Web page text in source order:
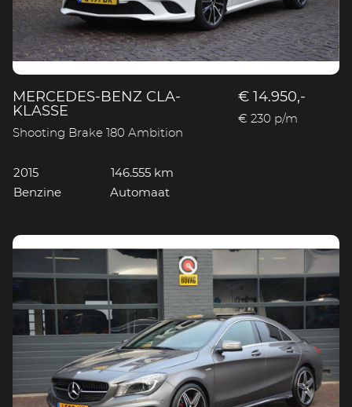
MERCEDES-BENZ CLA-
KLASSE
Shooting Brake 180 Ambition
€ 14.950,-
€ 230 p/m
2015
146.555 km
Benzine
Automaat